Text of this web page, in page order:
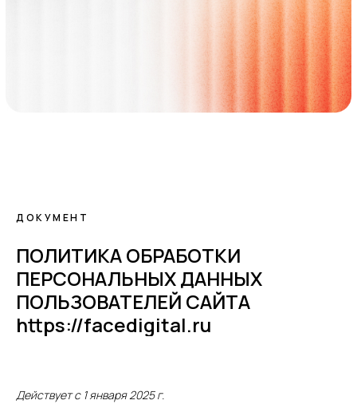
ДОКУМЕНТ
ПОЛИТИКА ОБРАБОТКИ
ПЕРСОНАЛЬНЫХ ДАННЫХ
ПОЛЬЗОВАТЕЛЕЙ САЙТА
https://facedigital.ru
Действует с 1 января 2025 г.